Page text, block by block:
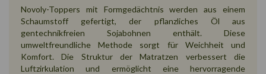
Novoly-Toppers mit Formgedächtnis werden aus einem
Schaumstoff gefertigt, der pflanzliches Öl aus
gentechnikfreien Sojabohnen enthält. Diese
umweltfreundliche Methode sorgt für Weichheit und
Komfort. Die Struktur der Matratzen verbessert die
Luftzirkulation und ermöglicht eine hervorragende